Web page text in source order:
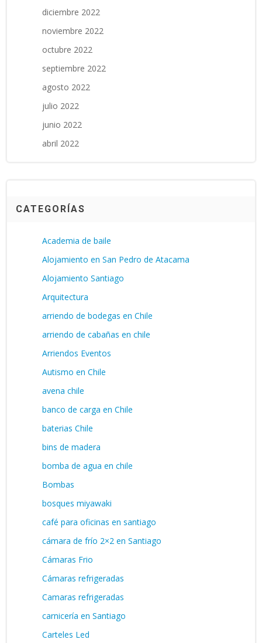
diciembre 2022
noviembre 2022
octubre 2022
septiembre 2022
agosto 2022
julio 2022
junio 2022
abril 2022
CATEGORÍAS
Academia de baile
Alojamiento en San Pedro de Atacama
Alojamiento Santiago
Arquitectura
arriendo de bodegas en Chile
arriendo de cabañas en chile
Arriendos Eventos
Autismo en Chile
avena chile
banco de carga en Chile
baterias Chile
bins de madera
bomba de agua en chile
Bombas
bosques miyawaki
café para oficinas en santiago
cámara de frío 2×2 en Santiago
Cámaras Frio
Cámaras refrigeradas
Camaras refrigeradas
carnicería en Santiago
Carteles Led